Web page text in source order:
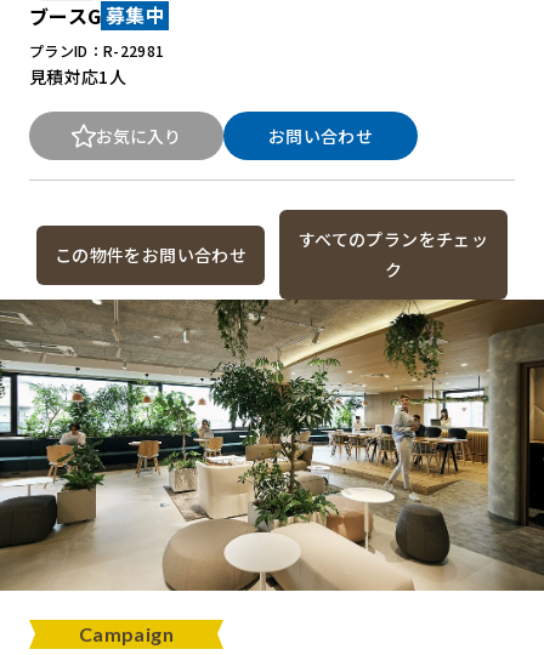
ブースG 募集中
プランID：R-22981
見積対応1人
お気に入り お問い合わせ
この物件をお問い合わせ
すべてのプランをチェッ
ク
Campaign